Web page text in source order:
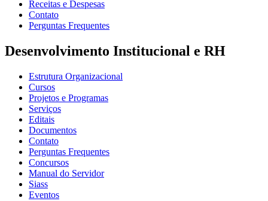
Receitas e Despesas
Contato
Perguntas Frequentes
Desenvolvimento Institucional e RH
Estrutura Organizacional
Cursos
Projetos e Programas
Serviços
Editais
Documentos
Contato
Perguntas Frequentes
Concursos
Manual do Servidor
Siass
Eventos